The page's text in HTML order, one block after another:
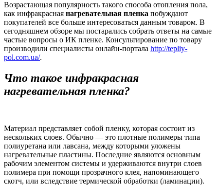
Возрастающая популярность такого способа отопления пола,
как инфракрасная нагревательная пленка побуждают
покупателей все больше интересоваться данным товаром. В
сегодняшнем обзоре мы постарались собрать ответы на самые
частые вопросы о ИК пленке. Консультирование по товару
производили специалисты онлайн-портала http://tepliy-
pol.com.ua/.
Что такое инфракрасная
нагревательная пленка?
Материал представляет собой пленку, которая состоит из
нескольких слоев. Обычно — это плотные полимеры типа
полиуретана или лавсана, между которыми уложены
нагревательные пластины. Последние являются основным
рабочим элементом системы и удерживаются внутри слоев
полимера при помощи прозрачного клея, напоминающего
скотч, или вследствие термической обработки (ламинации).